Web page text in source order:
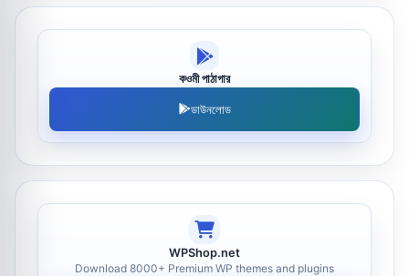
কওমী পাঠাগার
ডাউনলোড
WPShop.net
Download 8000+ Premium WP themes and plugins